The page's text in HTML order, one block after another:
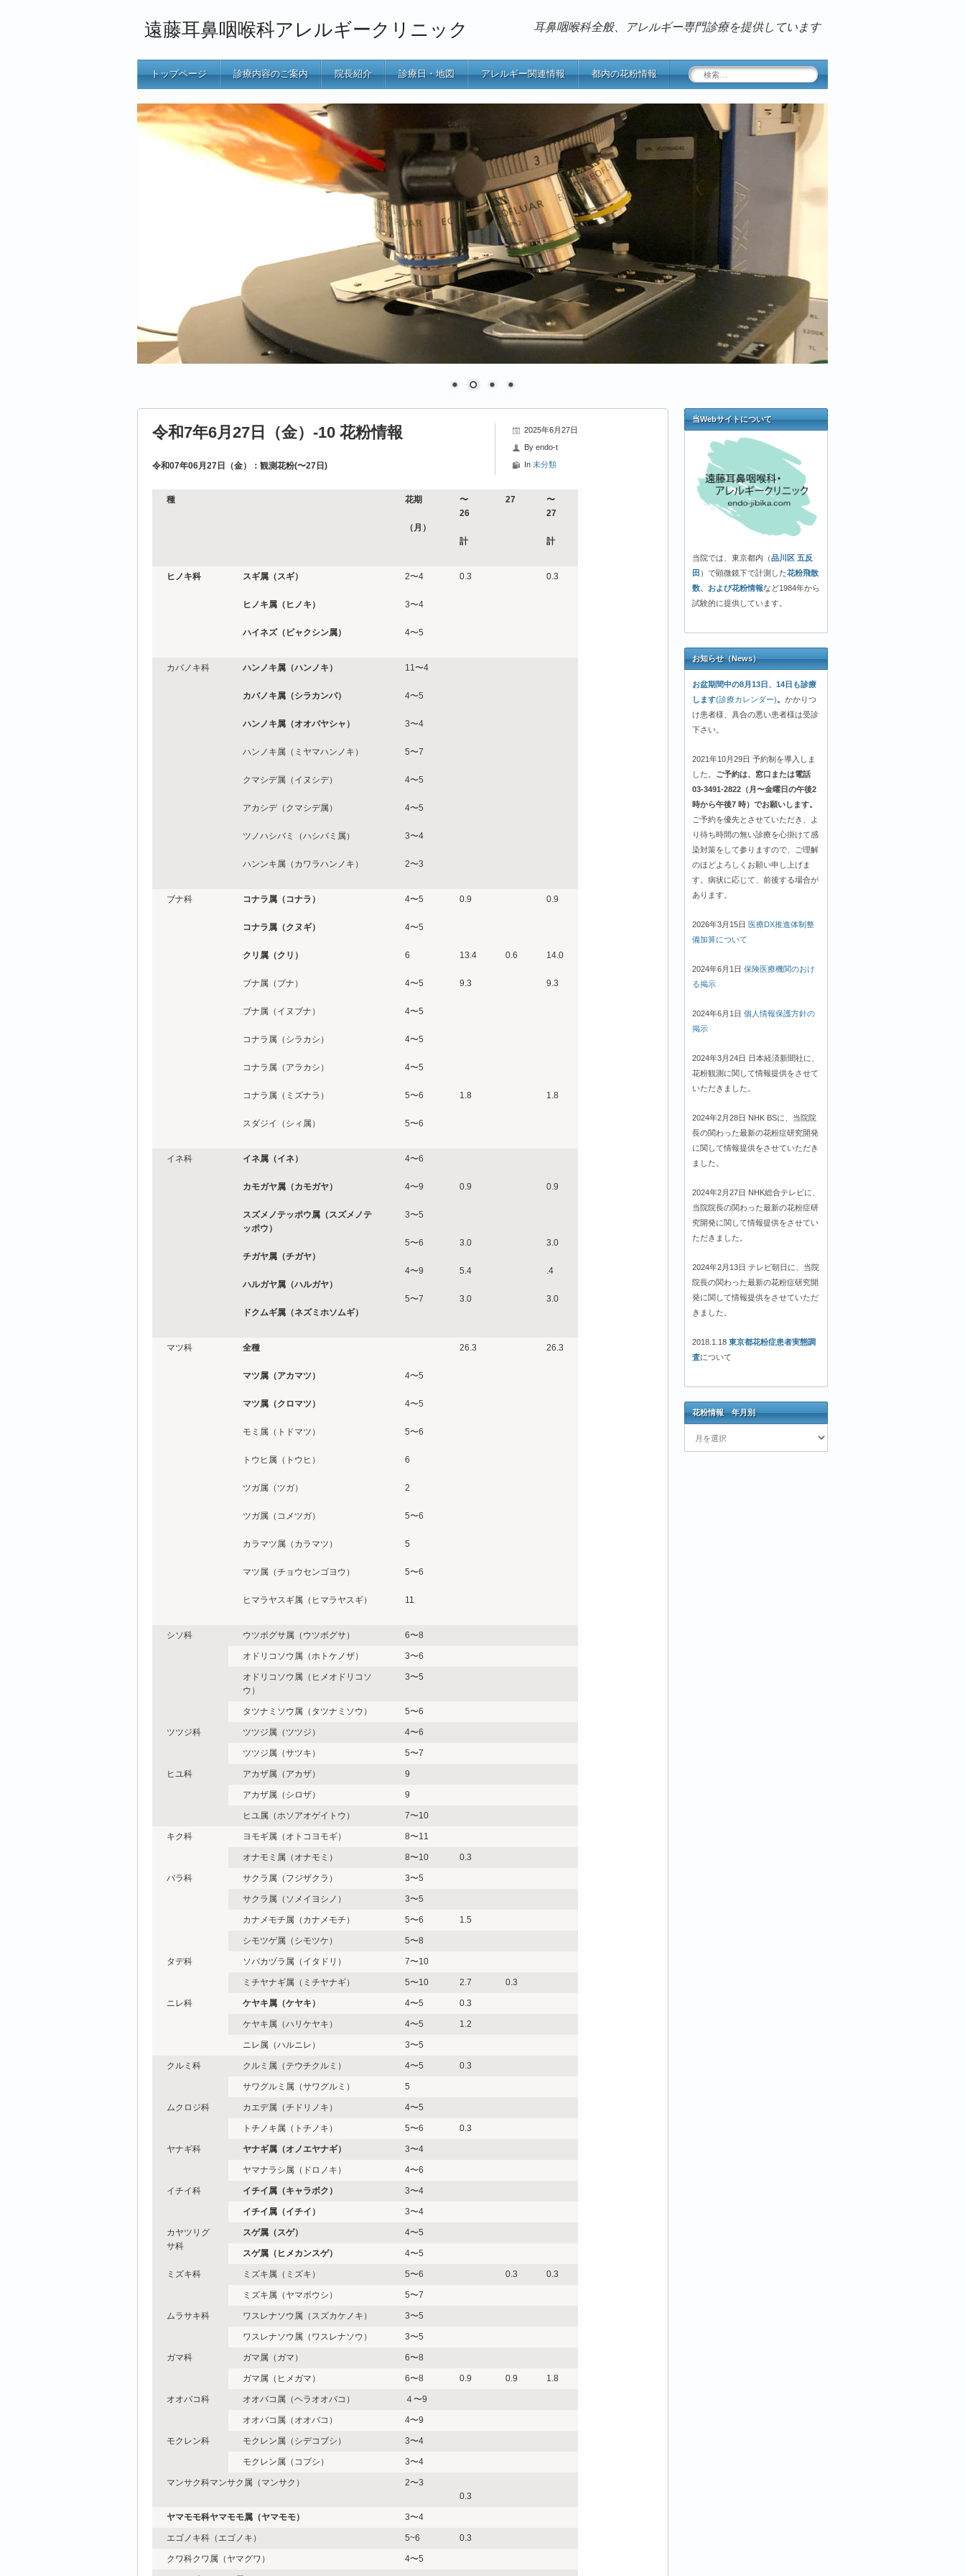
遠藤耳鼻咽喉科アレルギークリニック 耳鼻咽喉科全般、アレルギー専門診療を提供しています
トップページ 診療内容のご案内 院長紹介 診療日・地図 アレルギー関連情報 都内の花粉情報
検
索:
2025年6月27日
By endo-t
In 未分類
令和7年6月27日（金）-10 花粉情報
令和07年06月27日（金）：観測花粉(〜27日)
種 花期
（月）
〜
26
計
27
〜
27
計
ヒノキ科 スギ属（スギ）
ヒノキ属（ヒノキ）
ハイネズ（ビャクシン属）
2〜4
3〜4
4〜5
0.3 0.3
カバノキ科 ハンノキ属（ハンノキ）
カバノキ属（シラカンバ）
ハンノキ属（オオバヤシャ）
ハンノキ属（ミヤマハンノキ）
クマシデ属（イヌシデ）
アカシデ（クマシデ属）
ツノハシバミ（ハシバミ属）
ハンンキ属（カワラハンノキ）
11〜4
4〜5
3〜4
5〜7
4〜5
4〜5
3〜4
2〜3
ブナ科 コナラ属（コナラ）
コナラ属（クヌギ）
クリ属（クリ）
ブナ属（ブナ）
ブナ属（イヌブナ）
コナラ属（シラカシ）
コナラ属（アラカシ）
コナラ属（ミズナラ）
スダジイ（シィ属）
4〜5
4〜5
6
4〜5
4〜5
4〜5
4〜5
5〜6
5〜6
0.9
13.4
9.3
1.8
0.6
0.9
14.0
9.3
1.8
イネ科 イネ属（イネ）
カモガヤ属（カモガヤ）
スズメノテッポウ属（スズメノテ
ッポウ）
チガヤ属（チガヤ）
ハルガヤ属（ハルガヤ）
ドクムギ属（ネズミホソムギ）
4〜6
4〜9
3〜5
5〜6
4〜9
5〜7
0.9
3.0
5.4
3.0
0.9
3.0
.4
3.0
マツ科 全種
マツ属（アカマツ）
マツ属（クロマツ）
モミ属（トドマツ）
トウヒ属（トウヒ）
ツガ属（ツガ）
ツガ属（コメツガ）
カラマツ属（カラマツ）
マツ属（チョウセンゴヨウ）
ヒマラヤスギ属（ヒマラヤスギ）
4〜5
4〜5
5〜6
6
2
5〜6
5
5〜6
11
26.3 26.3
シソ科 ウツボグサ属（ウツボグサ） 6〜8
オドリコソウ属（ホトケノザ） 3〜6
オドリコソウ属（ヒメオドリコソ
ウ）
3〜5
タツナミソウ属（タツナミソウ） 5〜6
ツツジ科 ツツジ属（ツツジ） 4〜6
ツツジ属（サツキ） 5〜7
ヒユ科 アカザ属（アカザ） 9
アカザ属（シロザ） 9
ヒユ属（ホソアオゲイトウ） 7〜10
キク科 ヨモギ属（オトコヨモギ） 8〜11
オナモミ属（オナモミ） 8〜10 0.3
バラ科 サクラ属（フジザクラ） 3〜5
サクラ属（ソメイヨシノ） 3〜5
カナメモチ属（カナメモチ） 5〜6 1.5
シモツゲ属（シモツケ） 5〜8
タデ科 ソバカヅラ属（イタドリ） 7〜10
ミチヤナギ属（ミチヤナギ） 5〜10 2.7 0.3
ニレ科 ケヤキ属（ケヤキ） 4〜5 0.3
ケヤキ属（ハリケヤキ） 4〜5 1.2
ニレ属（ハルニレ） 3〜5
クルミ科 クルミ属（テウチクルミ） 4〜5 0.3
サワグルミ属（サワグルミ） 5
ムクロジ科 カエデ属（チドリノキ） 4〜5
トチノキ属（トチノキ） 5〜6 0.3
ヤナギ科 ヤナギ属（オノエヤナギ） 3〜4
ヤマナラシ属（ドロノキ） 4〜6
イチイ科 イチイ属（キャラボク） 3〜4
イチイ属（イチイ） 3〜4
カヤツリグ
サ科
スゲ属（スゲ） 4〜5
スゲ属（ヒメカンスゲ） 4〜5
ミズキ科 ミズキ属（ミズキ） 5〜6 0.3 0.3
ミズキ属（ヤマボウシ） 5〜7
ムラサキ科 ワスレナソウ属（スズカケノキ） 3〜5
ワスレナソウ属（ワスレナソウ） 3〜5
ガマ科 ガマ属（ガマ） 6〜8
ガマ属（ヒメガマ） 6〜8 0.9 0.9 1.8
オオバコ科 オオバコ属（ヘラオオバコ） ４〜9
オオバコ属（オオバコ） 4〜9
モクレン科 モクレン属（シデコブシ） 3〜4
モクレン属（コブシ） 3〜4
マンサク科マンサク属（マンサク）
2〜3
0.3
ヤマモモ科ヤマモモ属（ヤマモモ） 3〜4
エゴノキ科（エゴノキ） 5~6 0.3
クワ科クワ属（ヤマグワ） 4〜5
当Webサイトについて
当院では、東京都内（品川区 五反
田 ）で顕微鏡下で計測した花粉飛散
数、および花粉情報など1984年から
試験的に提供しています。
お知らせ（News）
お盆期間中の8月13日、14日も診療
します(診療カレンダー)。 かかりつ
け患者様、具合の悪い患者様は受診
下さい。
2021年10月29日 予約制を導入しま
した。 ご予約は、窓口または電話
03-3491-2822（月〜金曜日の午後2
時から午後7 時）でお願いします。
ご予約を優先とさせていただき、よ
り待ち時間の無い診療を心掛けて感
染対策をして参りますので、ご理解
のほどよろしくお願い申し上げま
す。病状に応じて、前後する場合が
あります。
2026年3月15日 医療DX推進体制整
備加算について
2024年6月1日 保険医療機関のおけ
る掲示
2024年6月1日 個人情報保護方針の
掲示
2024年3月24日 日本経済新聞社に、
花粉観測に関して情報提供をさせて
いただきました。
2024年2月28日 NHK BSに、当院院
長の関わった最新の花粉症研究開発
に関して情報提供をさせていただき
ました。
2024年2月27日 NHK総合テレビに、
当院院長の関わった最新の花粉症研
究開発に関して情報提供をさせてい
ただきました。
2024年2月13日 テレビ朝日に、当院
院長の関わった最新の花粉症研究開
発に関して情報提供をさせていただ
きました。
2018.1.18 東京都花粉症患者実態調
査について
花粉情報 年月別
花
粉